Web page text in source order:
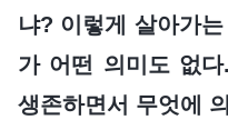
냐? 이렇게 살아가
가 어떤 의미도 없
생존하면서 무엇에